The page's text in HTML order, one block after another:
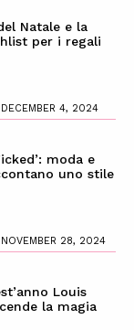
Natale e la
per i regali
DECEMBER 4, 2024
moda e
uno stile
NOVEMBER 28, 2024
Louis
la magia